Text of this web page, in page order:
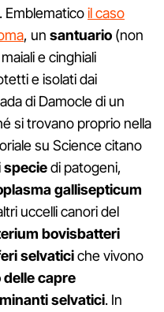
. Emblematicoil caso
, un santuario (non
e cinghiali
e isolati dai
di Damocle di un
si trovano proprio nella
su Science citano
speciedi patogeni,
gallisepticum
uccelli canori del
bovisbatteri
selvaticiche vivono
delle capre
selvatici. In